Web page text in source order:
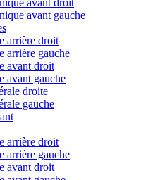
avant droit
avant gauche
arrière droit
arrière gauche
avant droit
avant gauche
droite
gauche
arrière droit
arrière gauche
avant droit